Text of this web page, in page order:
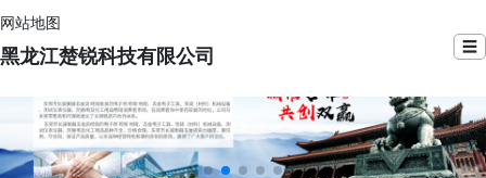
网站地图
黑龙江楚锐科技有限公司 ☰